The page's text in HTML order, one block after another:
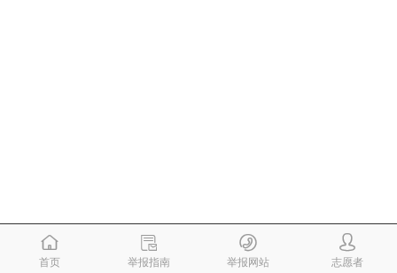
首页 举报指南 举报网站 志愿者